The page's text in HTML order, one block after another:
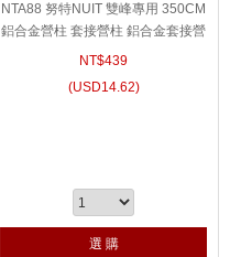
NTA88 努特NUIT 雙峰專用 350CM
鋁合金營柱 套接營柱 鋁合金套接營
柱 瑪雅雙峰帳棚 露營帳篷
NT$439
(USD14.62)
選 購